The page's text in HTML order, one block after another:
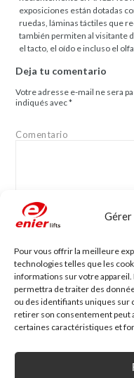
Gérer
Pour vous offrir la meilleure
technologies telles que les
informations sur votre appareil.
permettra de traiter des
ou des identifiants uniques sur
retirer son consentement peut
certaines caractéristiques et
exposiciones están dotadas
ruedas, láminas táctiles que
también permiten al visitante
el tacto, el oído e incluso el
Deja tu comentario
Votre adresse e-mail ne sera
indiqués avec*
Comentario
Site web